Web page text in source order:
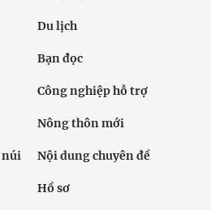
Du lịch
Bạn đọc
Công nghiệp hỗ trợ
Nông thôn mới
núi Nội dung chuyên đề
Hồ sơ